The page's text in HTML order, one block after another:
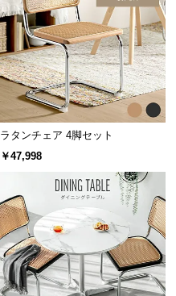
ラタンチェア 4脚セット
￥47,998